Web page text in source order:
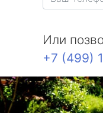
Или
+7 (499)